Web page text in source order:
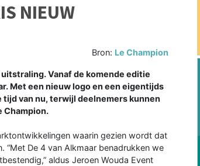
NIEUW
Bron: Le Champion
Vanaf de komende editie
Met een nieuw logo en een eigentijds
van nu, terwijl deelnemers kunnen
Champion.
waarin gezien wordt dat
De 4 van Alkmaar benadrukken we
aldus Jeroen Wouda Event